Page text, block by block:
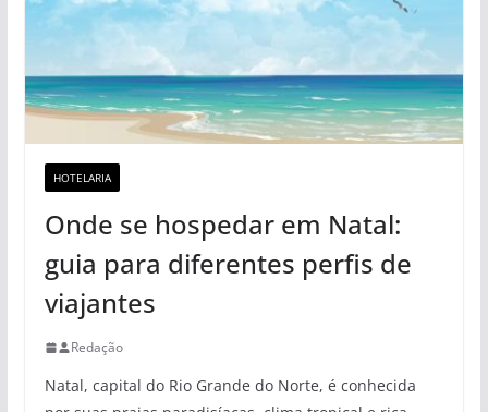
HOTELARIA
Onde se hospedar em Natal:
guia para diferentes perfis de
viajantes
Redação
Natal, capital do Rio Grande do Norte, é conhecida